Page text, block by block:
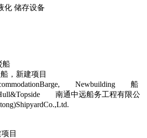
化 储存设备
船
，新建项目
Newbuilding 船
南通中远船务工程有限公
建项目